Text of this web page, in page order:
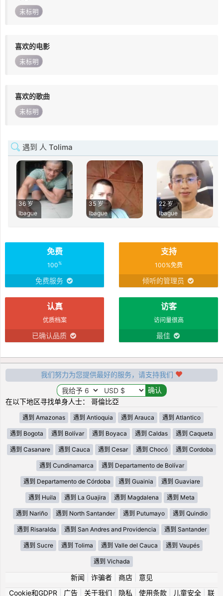
未标明
喜欢的电影
未标明
喜欢的歌曲
未标明
遇到 人 Tolima
36 岁
Ibague
35 岁
Ibague
22 岁
Ibague
免费
100%
免费服务
支持
100%免费
倾听的管理员
认真
优质档案
已确认品质
访客
访问量很高
最佳
我们努力为您提供最好的服务，请支持我们
在以下地区寻找单身人士： 哥倫比亞
遇到 Amazonas 遇到 Antioquia 遇到 Arauca 遇到 Atlantico
遇到 Bogota 遇到 Bolívar 遇到 Boyaca 遇到 Caldas 遇到 Caqueta
遇到 Casanare 遇到 Cauca 遇到 Cesar 遇到 Chocó 遇到 Cordoba
遇到 Cundinamarca 遇到 Departamento de Bolívar
遇到 Departamento de Córdoba 遇到 Guainia 遇到 Guaviare
遇到 Huila 遇到 La Guajira 遇到 Magdalena 遇到 Meta
遇到 Nariño 遇到 North Santander 遇到 Putumayo 遇到 Quindio
遇到 Risaralda 遇到 San Andres and Providencia 遇到 Santander
遇到 Sucre 遇到 Tolima 遇到 Valle del Cauca 遇到 Vaupés
遇到 Vichada
新闻 诈骗者| 商店| 意见
Cookie和GDPR
广告| 关于我们 隐私 使用条款| 儿童安全| 联